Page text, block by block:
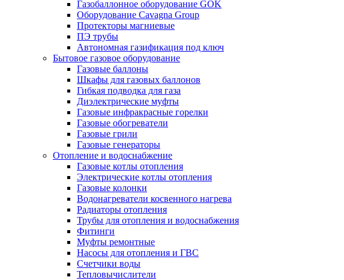
Газобаллонное оборудование GOK
Оборудование Cavagna Group
Протекторы магниевые
ПЭ трубы
Автономная газификация под ключ
Бытовое газовое оборудование
Газовые баллоны
Шкафы для газовых баллонов
Гибкая подводка для газа
Диэлектрические муфты
Газовые инфракрасные горелки
Газовые обогреватели
Газовые грили
Газовые генераторы
Отопление и водоснабжение
Газовые котлы отопления
Электрические котлы отопления
Газовые колонки
Водонагреватели косвенного нагрева
Радиаторы отопления
Трубы для отопления и водоснабжения
Фитинги
Муфты ремонтные
Насосы для отопления и ГВС
Счетчики воды
Тепловычислители